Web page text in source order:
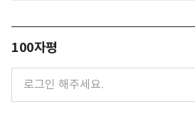
100자평